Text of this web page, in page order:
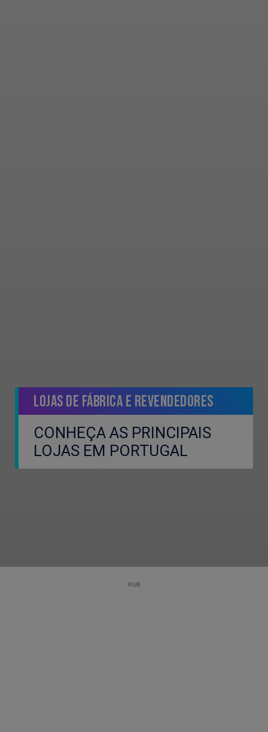
Lojas de Fábrica e Revendedores
CONHEÇA AS PRINCIPAIS
LOJAS EM PORTUGAL